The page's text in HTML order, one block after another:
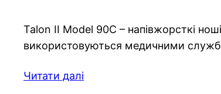
Talon II Model 90C – напівжорсткі
використовуються медичними
Читати далі